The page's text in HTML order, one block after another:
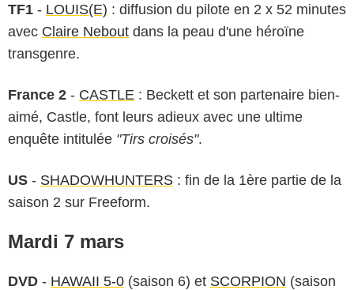
TF1 - LOUIS(E) : diffusion du pilote en 2 x 52 minutes
avec Claire Nebout dans la peau d'une héroïne
transgenre.
France 2 - CASTLE : Beckett et son partenaire bien-
aimé, Castle, font leurs adieux avec une ultime
enquête intitulée "Tirs croisés".
US - SHADOWHUNTERS : fin de la 1ère partie de la
saison 2 sur Freeform.
Mardi 7 mars
DVD - HAWAII 5-0 (saison 6) et SCORPION (saison